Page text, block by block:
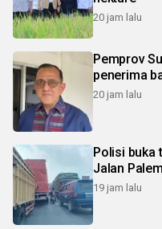
20 jam lalu
Pemprov
penerima
20 jam lalu
Polisi buka
Jalan
19 jam lalu